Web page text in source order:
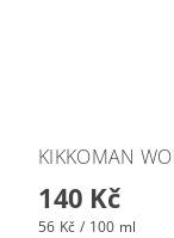
KIKKOMAN
140 Kč
56 Kč / 100 ml